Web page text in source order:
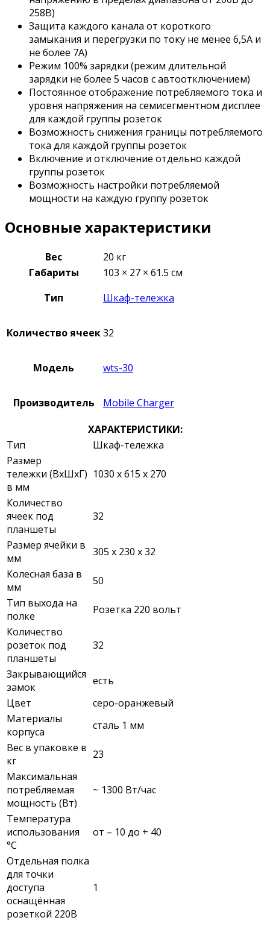
258В)
Защита каждого канала от короткого
замыкания и перегрузки по току не менее 6,5А и
не более 7А)
Режим 100% зарядки (режим длительной
зарядки не более 5 часов с автоотключением)
Постоянное отображение потребляемого тока и
уровня напряжения на семисегментном дисплее
для каждой группы розеток
Возможность снижения границы потребляемого
тока для каждой группы розеток
Включение и отключение отдельно каждой
группы розеток
Возможность настройки потребляемой
мощности на каждую группу розеток
Основные характеристики
Вес
20 кг
Габариты
103 × 27 × 61.5 см
Тип
Шкаф-тележка
Количество ячеек32
Модель wts-30
Производитель
Mobile Charger
ХАРАКТЕРИСТИКИ:
Тип
Шкаф-тележка
Размер
тележки (ВхШхГ)
в мм
1030 х 615 х 270
Количество
ячеек под
планшеты
32
Размер ячейки в
мм
305 х 230 х 32
Колесная база в
мм
50
Тип выхода на
полке
Розетка 220 вольт
Количество
розеток под
планшеты
32
Закрывающийся
замок
есть
Цвет
серо-оранжевый
Материалы
корпуса
сталь 1 мм
Вес в упаковке в
кг
23
Максимальная
потребляемая
мощность (Вт)
~ 1300 Вт/час
Температура
использования
°С
от – 10 до + 40
Отдельная полка
для точки
доступа
оснащённая
розеткой 220В
1